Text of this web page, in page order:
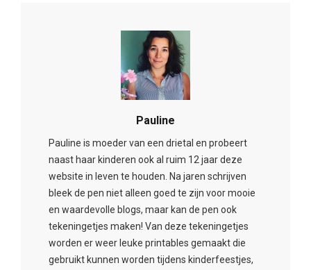
Pauline
Pauline is moeder van een drietal en probeert
naast haar kinderen ook al ruim 12 jaar deze
website in leven te houden. Na jaren schrijven
bleek de pen niet alleen goed te zijn voor mooie
en waardevolle blogs, maar kan de pen ook
tekeningetjes maken! Van deze tekeningetjes
worden er weer leuke printables gemaakt die
gebruikt kunnen worden tijdens kinderfeestjes,